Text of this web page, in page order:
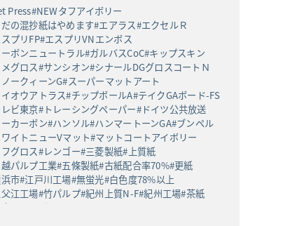
Press NEWタフアイボリー
の混抄紙はやめます エアラス エクセルＲ
プリFP エスプリVNエンボス
ボンニュートラル ガルバスCoC キップスキン
グロス サンシオン シナールDGグロスコートＮ
ークィーンG スーパーマットアート
オウアトラス チップボールA テイクGAボード-FS
ビ東京 トレーシングペーパー ドイツ公共放送
カーボン ハンソル ハンマートーンGA ブンペル
イトニューVマット マットコートアイボリー
グロス レンゴー 三菱製紙
上質紙
パルプ工業 五條製紙 古紙配合率70% 更紙
市 江戸川工場 無蛍光 白色度78%以上
江工場 竹パルプ 紀州上質N-F 紀州工場 茶紙
白ラフバガス